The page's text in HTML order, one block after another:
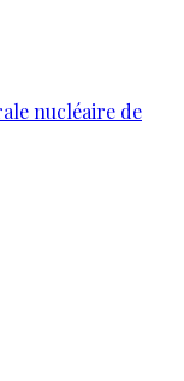
nucléaire de